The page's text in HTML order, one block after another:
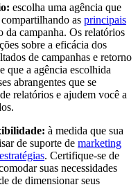
escolha uma agência que
as principais
da campanha. Os relatórios
sobre a eficácia dos
de campanhas e retorno
que a agência escolhida
abrangentes que se
relatórios e ajudem você a
à medida que sua
de suporte de marketing
. Certifique-se de
suas necessidades
de dimensionar seus